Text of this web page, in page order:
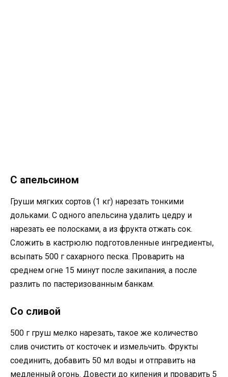
С апельсином
Груши мягких сортов (1 кг) нарезать тонкими
дольками. С одного апельсина удалить цедру и
нарезать ее полосками, а из фрукта отжать сок.
Сложить в кастрюлю подготовленные ингредиенты,
всыпать 500 г сахарного песка. Проварить на
среднем огне 15 минут после закипания, а после
разлить по пастеризованным банкам.
Со сливой
500 г груш мелко нарезать, такое же количество
слив очистить от косточек и измельчить. Фрукты
соединить, добавить 50 мл воды и отправить на
медленный огонь. Довести до кипения и проварить 5